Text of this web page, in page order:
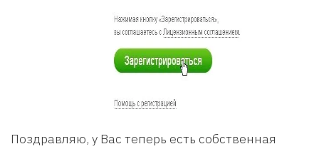
Поздравляю, у Вас теперь есть собственная